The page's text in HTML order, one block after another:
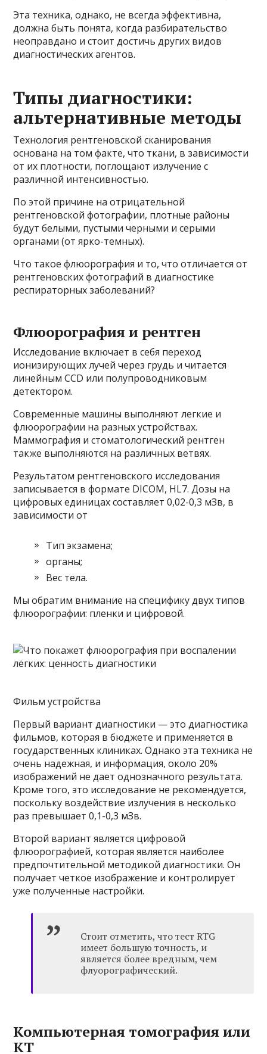
Эта техника, однако, не всегда эффективна,
должна быть понята, когда разбирательство
неоправдано и стоит достичь других видов
диагностических агентов.
Типы диагностики:
альтернативные методы
Технология рентгеновской сканирования
основана на том факте, что ткани, в зависимости
от их плотности, поглощают излучение с
различной интенсивностью.
По этой причине на отрицательной
рентгеновской фотографии, плотные районы
будут белыми, пустыми черными и серыми
органами (от ярко-темных).
Что такое флюорография и то, что отличается от
рентгеновских фотографий в диагностике
респираторных заболеваний?
Флюорография и рентген
Исследование включает в себя переход
ионизирующих лучей через грудь и читается
линейным CCD или полупроводниковым
детектором.
Современные машины выполняют легкие и
флюорографии на разных устройствах.
Маммография и стоматологический рентген
также выполняются на различных ветвях.
Результатом рентгеновского исследования
записывается в формате DICOM, HL7. Дозы на
цифровых единицах составляет 0,02-0,3 мЗв, в
зависимости от
Тип экзамена;
органы;
Вес тела.
Мы обратим внимание на специфику двух типов
флюорографии: пленки и цифровой.
Фильм устройства
Первый вариант диагностики — это диагностика
фильмов, которая в бюджете и применяется в
государственных клиниках. Однако эта техника не
очень надежная, и информация, около 20%
изображений не дает однозначного результата.
Кроме того, это исследование не рекомендуется,
поскольку воздействие излучения в несколько
раз превышает 0,1-0,3 мЗв.
Второй вариант является цифровой
флюорографией, которая является наиболее
предпочтительной методикой диагностики. Он
получает четкое изображение и контролирует
уже полученные настройки.
Стоит отметить, что тест RTG
имеет большую точность, и
является более вредным, чем
флуорографический.
Компьютерная томография или
КТ